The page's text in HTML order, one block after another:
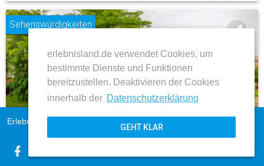
erlebnisland.de verwendet Cookies, um
bestimmte Dienste und Funktionen
bereitzustellen. Deaktivieren der Cookies
innerhalb der Datenschutzerklärung
GEHT KLAR
Stadtkirche St. Petri
Sehenswürdigkeiten
share
Erlebnisland Sachsen-Anhalt
AGB